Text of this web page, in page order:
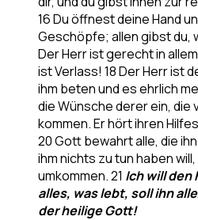
16 Du öffnest deine Hand
Geschöpfe; allen gibst du,
Der Herr ist gerecht in
ist Verlass! 18 Der Herr ist
ihm beten und es ehrlich
die Wünsche derer ein, die
kommen. Er hört ihren
20 Gott bewahrt alle, die
ihm nichts zu tun haben
umkommen. 21 Ich will den
alles, was lebt, soll ihn
der heilige Gott!